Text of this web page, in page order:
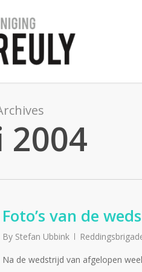
2004
Foto’s van de
By Stefan Ubbink
Na de wedstrijd van afgelopen